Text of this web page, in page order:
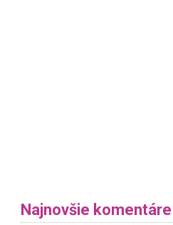
Najnovšie komentáre